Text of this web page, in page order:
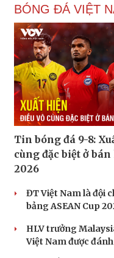
BÓNG ĐÁ VIỆT
Tin bóng đá 9-8:
cùng đặc biệt ở bán
2026
ĐT Việt Nam là đội
bảng ASEAN Cup
HLV trưởng
Việt Nam được